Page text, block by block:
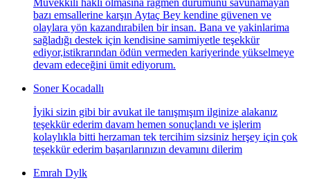
bazı emsallerine karşın Aytaç Bey kendine güvenen ve
olaylara yön kazandırabilen bir insan. Bana ve yakinlarima
sağladığı destek için kendisine samimiyetle teşekkür
ediyor,istikrarından ödün vermeden kariyerinde yükselmeye
devam edeceğini ümit ediyorum.
Soner Kocadallı
İyiki sizin gibi bir avukat ile tanışmışım ilginize alakanız
teşekkür ederim davam hemen sonuçlandı ve işlerim
kolaylıkla bitti herzaman tek tercihim sizsiniz herşey için çok
teşekkür ederim başarılarınızın devamını dilerim
Emrah Dylk